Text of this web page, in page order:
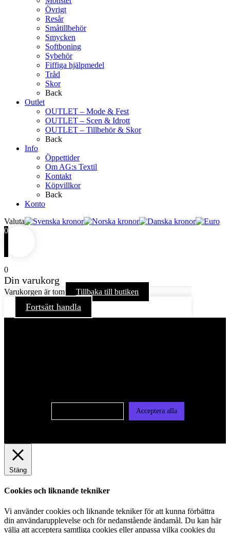
Övrigt
Resår
Småtillbehör
Smycken
Softboning
Sybehör
Fiffiga hjälpmedel
Tråd
Skor
Back
Outlet
OUTLET – Mode & Fest
OUTLET – Scen & Idrott
OUTLET – Tillbehör & Skor
Back
Info
Öppettider
Om AG:s Textil
Kontakt
Köpvillkor
Back
Konto
Valuta
0
0
Din varukorg
Varukorgen är tom Tillbaka till butiken
Fortsätt handla
Acceptera alla
Stäng
Cookies och liknande tekniker
Vi använder cookies och liknande tekniker för att kunna förbättra
din användarupplevelse och för nedanstående ändamål. Du kan här
välja att acceptera samtliga cookies eller anpassa vilka cookies du